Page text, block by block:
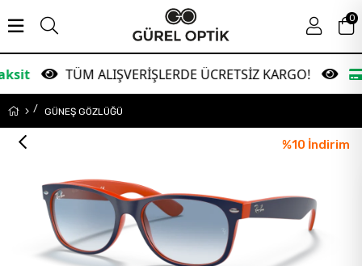
TÜM ALIŞVERİŞLERDE ÜCRETSİZ KARGO! Garanti
0
GÜNEŞ GÖZLÜĞÜ
%10 İndirim